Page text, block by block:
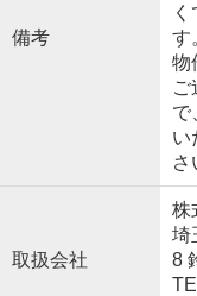
備考
す
物
ご
で
い
さ
取扱会社
株
埼
8